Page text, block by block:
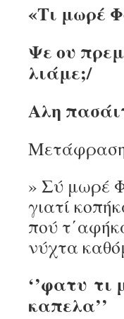
«Τι μωρέ
Ψε ου
λιάμε;/
Αλη
» Σύ μωρέ
γιατί
πού
νύχτα
‘’φατυ τι
καπελα’’